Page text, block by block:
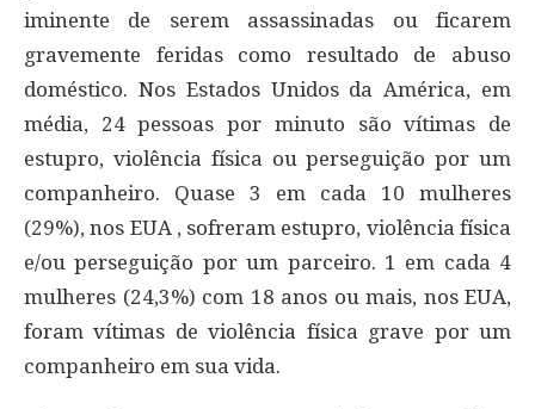
iminente de serem assassinadas ou ficarem
gravemente feridas como resultado de abuso
doméstico. Nos Estados Unidos da América, em
média, 24 pessoas por minuto são vítimas de
estupro, violência física ou perseguição por um
companheiro. Quase 3 em cada 10 mulheres
(29%), nos EUA , sofreram estupro, violência física
e/ou perseguição por um parceiro. 1 em cada 4
mulheres (24,3%) com 18 anos ou mais, nos EUA,
foram vítimas de violência física grave por um
companheiro em sua vida.